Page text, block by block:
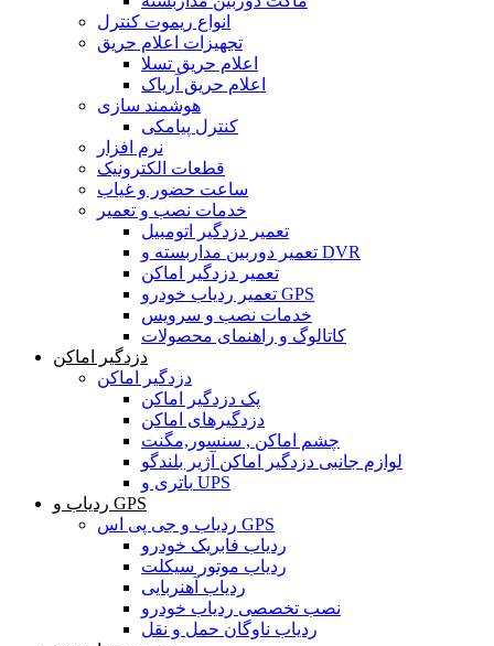
انواع ریموت کنترل
تجهیزات اعلام حریق
اعلام حریق تسلا
اعلام حریق آریاک
هوشمند سازی
کنترل پیامکی
نرم افزار
قطعات الکترونیک
ساعت حضور و غیاب
خدمات نصب و تعمیر
تعمیر دزدگیر اتومبیل
تعمیر دوربین مداربسته و DVR
تعمیر دزدگیر اماکن
تعمیر ردیاب خودرو GPS
خدمات نصب و سرویس
کاتالوگ و راهنمای محصولات
دزدگیر اماکن
دزدگیر اماکن
پک دزدگیر اماکن
دزدگیرهای اماکن
چشم اماکن , سنسور,مگنت
لوازم جانبی دزدگیر اماکن آژیر بلندگو
باتری و UPS
ردیاب و GPS
ردیاب و جی پی اس GPS
ردیاب فابریک خودرو
ردیاب موتور سیکلت
ردیاب آهنربایی
نصب تخصصی ردیاب خودرو
ردیاب ناوگان حمل و نقل